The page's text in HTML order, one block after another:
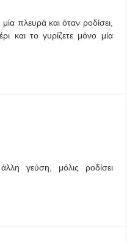
πλευρά και όταν ροδίσει,
και το γυρίζετε μόνο μία
γεύση, μόλις ροδίσει